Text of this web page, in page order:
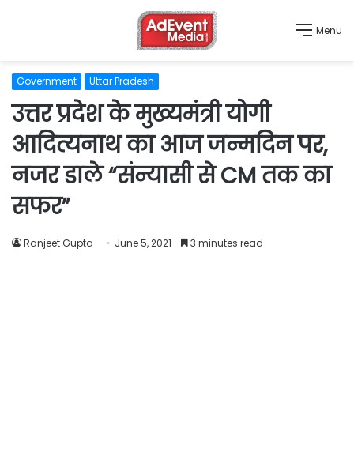
Menu
Government Uttar Pradesh
उत्तर प्रदेश के मुख्यमंत्री योगी
आदित्यनाथ का आज जन्मदिन पर,
नजर डाले “संन्यासी से CM तक का
सफर”
Ranjeet Gupta June 5, 2021 3 minutes read